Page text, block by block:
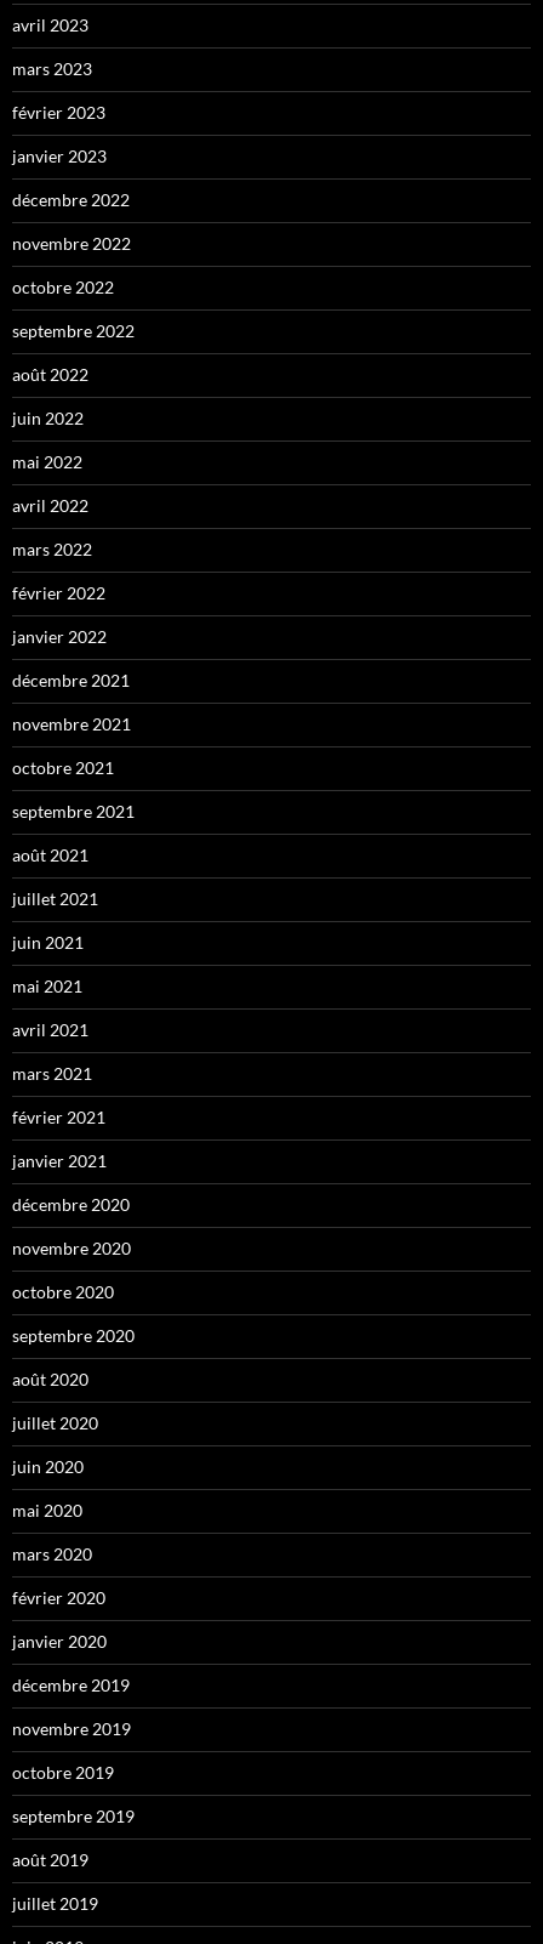
avril 2023
mars 2023
février 2023
janvier 2023
décembre 2022
novembre 2022
octobre 2022
septembre 2022
août 2022
juin 2022
mai 2022
avril 2022
mars 2022
février 2022
janvier 2022
décembre 2021
novembre 2021
octobre 2021
septembre 2021
août 2021
juillet 2021
juin 2021
mai 2021
avril 2021
mars 2021
février 2021
janvier 2021
décembre 2020
novembre 2020
octobre 2020
septembre 2020
août 2020
juillet 2020
juin 2020
mai 2020
mars 2020
février 2020
janvier 2020
décembre 2019
novembre 2019
octobre 2019
septembre 2019
août 2019
juillet 2019